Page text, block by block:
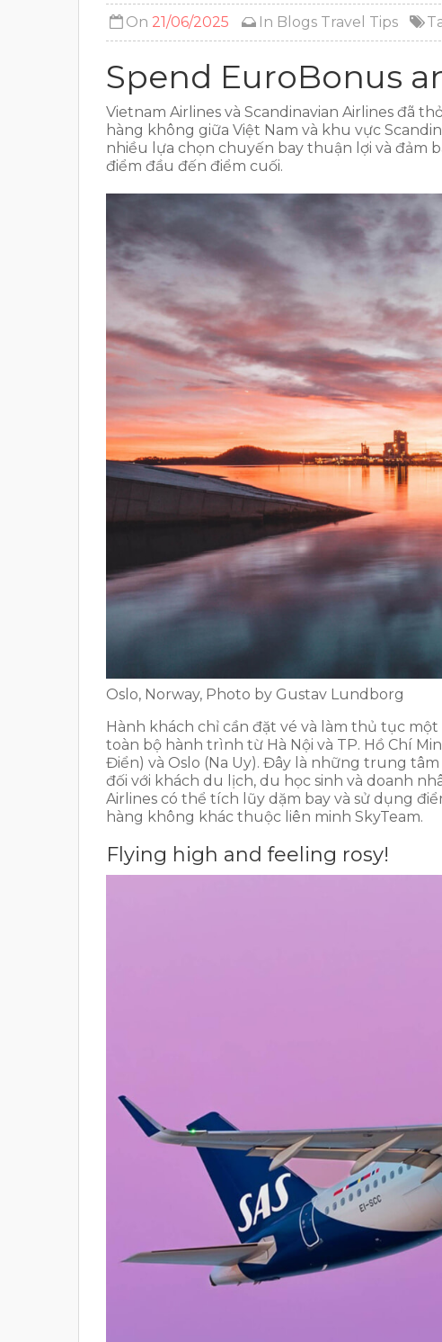
On 21/06/2025 In Blogs Travel Tips
Spend EuroBonus
Vietnam Airlines và Scandinavian Airlines đã
hàng không giữa Việt Nam và khu vực
nhiều lựa chọn chuyến bay thuận lợi và đảm
điểm đầu đến điểm cuối.
Oslo, Norway, Photo by Gustav Lundborg
Hành khách chỉ cần đặt vé và làm thủ tục
toàn bộ hành trình từ Hà Nội và TP. Hồ Chí
Điển) và Oslo (Na Uy). Đây là những trung
đối với khách du lịch, du học sinh và doanh
Airlines có thể tích lũy dặm bay và sử dụng
hàng không khác thuộc liên minh SkyTeam.
Flying high and feeling rosy!